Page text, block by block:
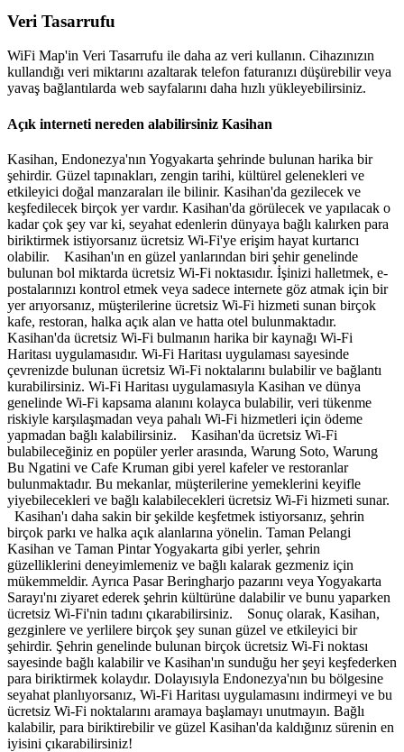
Veri Tasarrufu
WiFi Map'in Veri Tasarrufu ile daha az veri kullanın. Cihazınızın
kullandığı veri miktarını azaltarak telefon faturanızı düşürebilir veya
yavaş bağlantılarda web sayfalarını daha hızlı yükleyebilirsiniz.
Açık interneti nereden alabilirsiniz Kasihan
Kasihan, Endonezya'nın Yogyakarta şehrinde bulunan harika bir
şehirdir. Güzel tapınakları, zengin tarihi, kültürel gelenekleri ve
etkileyici doğal manzaraları ile bilinir. Kasihan'da gezilecek ve
keşfedilecek birçok yer vardır. Kasihan'da görülecek ve yapılacak o
kadar çok şey var ki, seyahat edenlerin dünyaya bağlı kalırken para
biriktirmek istiyorsanız ücretsiz Wi-Fi'ye erişim hayat kurtarıcı
olabilir. Kasihan'ın en güzel yanlarından biri şehir genelinde
bulunan bol miktarda ücretsiz Wi-Fi noktasıdır. İşinizi halletmek, e-
postalarınızı kontrol etmek veya sadece internete göz atmak için bir
yer arıyorsanız, müşterilerine ücretsiz Wi-Fi hizmeti sunan birçok
kafe, restoran, halka açık alan ve hatta otel bulunmaktadır.
Kasihan'da ücretsiz Wi-Fi bulmanın harika bir kaynağı Wi-Fi
Haritası uygulamasıdır. Wi-Fi Haritası uygulaması sayesinde
çevrenizde bulunan ücretsiz Wi-Fi noktalarını bulabilir ve bağlantı
kurabilirsiniz. Wi-Fi Haritası uygulamasıyla Kasihan ve dünya
genelinde Wi-Fi kapsama alanını kolayca bulabilir, veri tükenme
riskiyle karşılaşmadan veya pahalı Wi-Fi hizmetleri için ödeme
yapmadan bağlı kalabilirsiniz. Kasihan'da ücretsiz Wi-Fi
bulabileceğiniz en popüler yerler arasında, Warung Soto, Warung
Bu Ngatini ve Cafe Kruman gibi yerel kafeler ve restoranlar
bulunmaktadır. Bu mekanlar, müşterilerine yemeklerini keyifle
yiyebilecekleri ve bağlı kalabilecekleri ücretsiz Wi-Fi hizmeti sunar.
Kasihan'ı daha sakin bir şekilde keşfetmek istiyorsanız, şehrin
birçok parkı ve halka açık alanlarına yönelin. Taman Pelangi
Kasihan ve Taman Pintar Yogyakarta gibi yerler, şehrin
güzelliklerini deneyimlemeniz ve bağlı kalarak gezmeniz için
mükemmeldir. Ayrıca Pasar Beringharjo pazarını veya Yogyakarta
Sarayı'nı ziyaret ederek şehrin kültürüne dalabilir ve bunu yaparken
ücretsiz Wi-Fi'nin tadını çıkarabilirsiniz. Sonuç olarak, Kasihan,
gezginlere ve yerlilere birçok şey sunan güzel ve etkileyici bir
şehirdir. Şehrin genelinde bulunan birçok ücretsiz Wi-Fi noktası
sayesinde bağlı kalabilir ve Kasihan'ın sunduğu her şeyi keşfederken
para biriktirmek kolaydır. Dolayısıyla Endonezya'nın bu bölgesine
seyahat planlıyorsanız, Wi-Fi Haritası uygulamasını indirmeyi ve bu
ücretsiz Wi-Fi noktalarını aramaya başlamayı unutmayın. Bağlı
kalabilir, para biriktirebilir ve güzel Kasihan'da kaldığınız sürenin en
iyisini çıkarabilirsiniz!